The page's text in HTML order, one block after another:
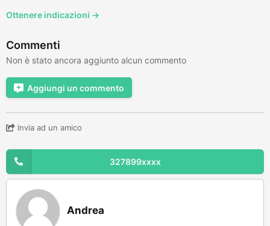
Ottenere indicazioni →
Commenti
Non è stato ancora aggiunto alcun commento
Aggiungi un commento
Invia ad un amico
327899xxxx
Andrea